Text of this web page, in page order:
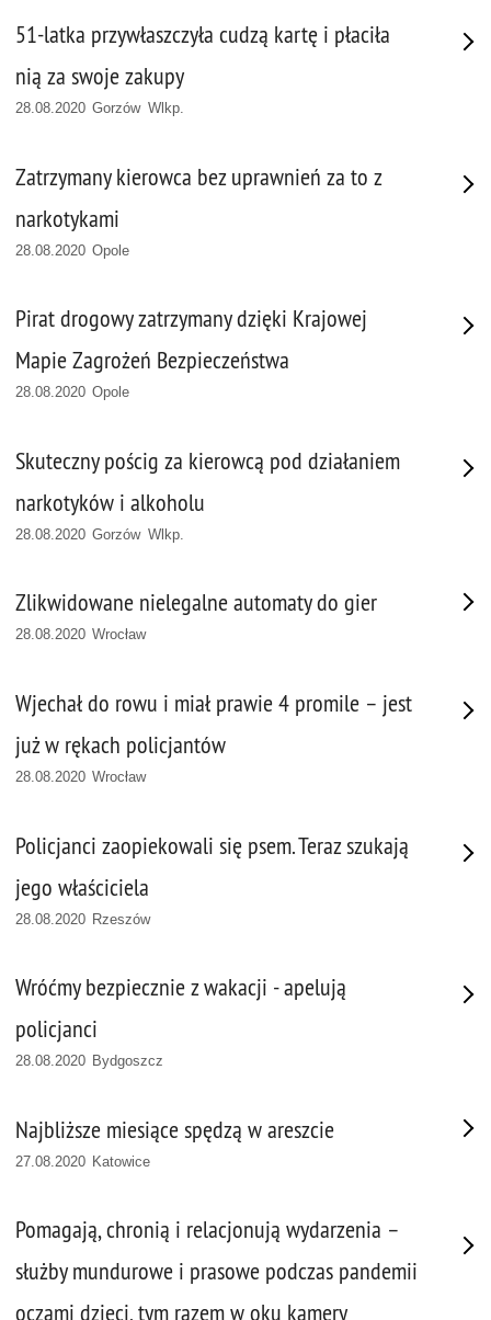
51-latka przywłaszczyła cudzą kartę i płaciła
nią za swoje zakupy
28.08.2020 Gorzów Wlkp.
Zatrzymany kierowca bez uprawnień za to z
narkotykami
28.08.2020 Opole
Pirat drogowy zatrzymany dzięki Krajowej
Mapie Zagrożeń Bezpieczeństwa
28.08.2020 Opole
Skuteczny pościg za kierowcą pod działaniem
narkotyków i alkoholu
28.08.2020 Gorzów Wlkp.
Zlikwidowane nielegalne automaty do gier
28.08.2020 Wrocław
Wjechał do rowu i miał prawie 4 promile – jest
już w rękach policjantów
28.08.2020 Wrocław
Policjanci zaopiekowali się psem. Teraz szukają
jego właściciela
28.08.2020 Rzeszów
Wróćmy bezpiecznie z wakacji - apelują
policjanci
28.08.2020 Bydgoszcz
Najbliższe miesiące spędzą w areszcie
27.08.2020 Katowice
Pomagają, chronią i relacjonują wydarzenia –
służby mundurowe i prasowe podczas pandemii
oczami dzieci, tym razem w oku kamery